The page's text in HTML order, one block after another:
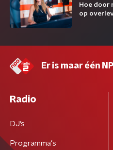
Hoe door
op
Er is maar één
Radio
DJ’s
Programma's